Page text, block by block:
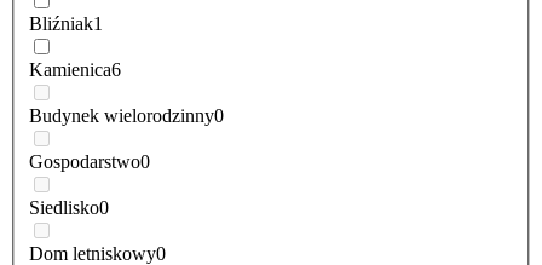
Bliźniak1
Kamienica6
Budynek wielorodzinny0
Gospodarstwo0
Siedlisko0
Dom letniskowy0